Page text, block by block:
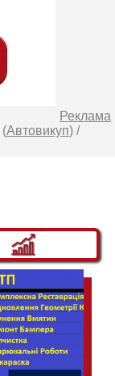
Реклама
(Автовикуп) /